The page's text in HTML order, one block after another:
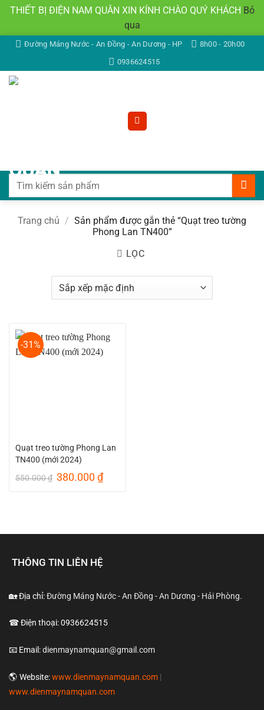
THIẾT BỊ ĐIỆN NAM QUÂN XIN KÍNH CHÀO QUÝ KHÁCH Bỏ
qua
nội
dung
Đường Máng Nước - An Đồng - An Dương - HP
8h00 - 20h00
0936624515
Tìm
Trang chủ / Sản phẩm được gắn thẻ “Quạt treo tường
Phong Lan TN400”
LỌC
-31%
Quạt treo tường Phong Lan
TN400 (mới 2024)
550.000₫ Giá
380.000₫Giá
THÔNG TIN LIÊN HỆ
🏡 Địa chỉ:Đường Máng Nước - An Đồng - An Dương - Hải Phòng.
☎ Điện thoại: 0936624515
📧 Email:dienmaynamquan@gmail.com
🌎 Website:www.dienmaynamquan.com |
www.dienmaynamquan.com